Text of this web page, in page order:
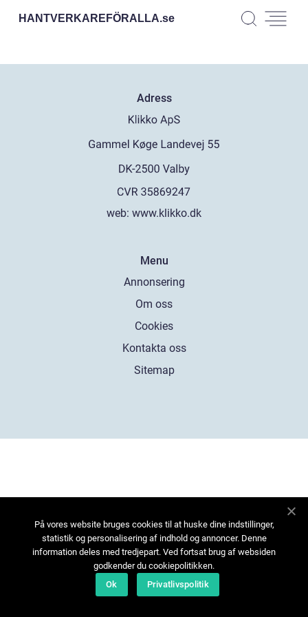
HANTVERKAREFÖRALLA.se
Adress
web: www.klikko.dk
Menu
Annonsering
Om oss
Cookies
Kontakta oss
Sitemap
På vores website bruges cookies til at huske dine indstillinger,
statistik og personalisering af indhold og annoncer. Denne
information deles med tredjepart. Ved fortsat brug af websiden
godkender du cookiepolitikken.
Ok
Privatlivspolitik